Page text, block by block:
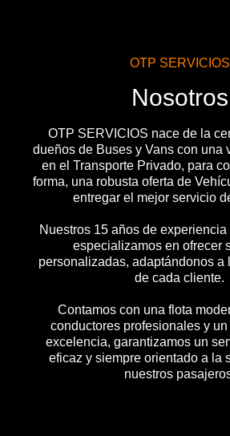
OTP SERVICIOS
Nosotros
OTP SERVICIOS nace de la
dueños de Buses y Vans con una
en el Transporte Privado, para
forma, una robusta oferta de
entregar el mejor servicio
Nuestros 15 años de
especializamos en ofrecer
personalizadas, adaptándonos a
de cada cliente.
Contamos con una flota
conductores profesionales y
excelencia, garantizamos un
eficaz y siempre orientado a la
nuestros